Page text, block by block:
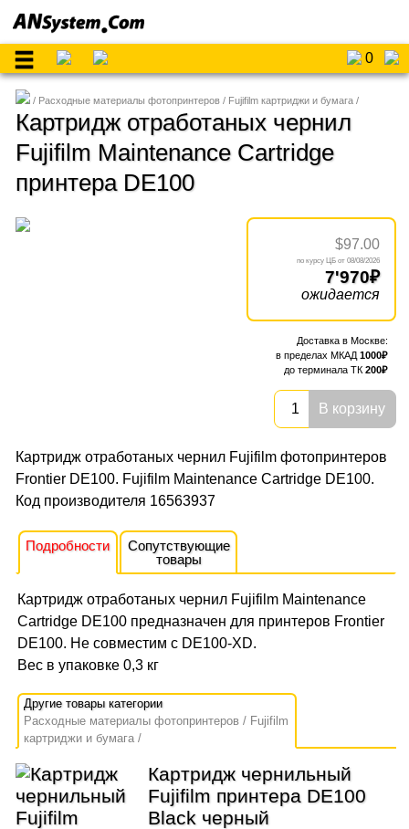
0
Расходные материалы фотопринтеров Fujifilm картриджи и бумага
Картридж отработаных чернил
Fujifilm Maintenance Cartridge
принтера DE100
$97.00
08/08/2026
7'970
ожидается
1000
200
В корзину
Картридж отработаных чернил Fujifilm фотопринтеров
Frontier DE100. Fujifilm Maintenance Cartridge DE100.
Код производителя 16563937
Подробности
Сопутствующие
товары
Картридж отработаных чернил Fujifilm Maintenance
Cartridge DE100 предназначен для принтеров Frontier
DE100. Не совместим с DE100-XD.
Вес в упаковке 0,3 кг
Расходные материалы фотопринтеров
Fujifilm
картриджи и бумага
Картридж чернильный
Fujifilm принтера DE100
Black черный